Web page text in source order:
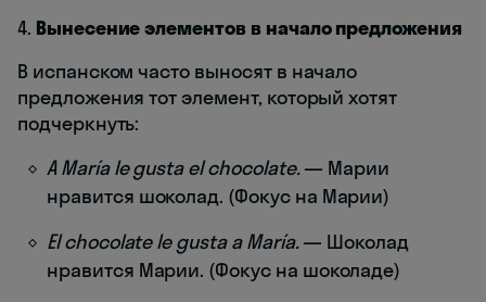
4. Вынесение элементов в начало предложения
В испанском часто выносят в начало
предложения тот элемент, который хотят
подчеркнуть:
A María le gusta el chocolate.— Марии
нравится шоколад. (Фокус на Марии)
El chocolate le gusta a María.— Шоколад
нравится Марии. (Фокус на шоколаде)